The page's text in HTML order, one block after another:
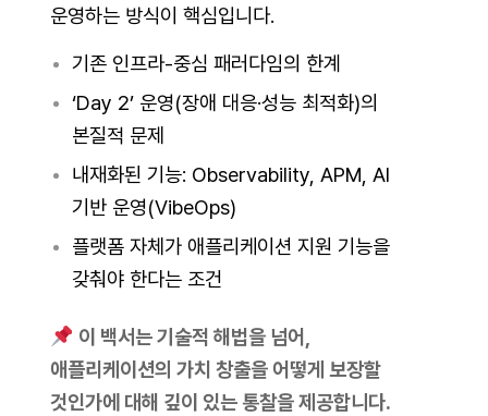
운영하는 방식이 핵심입니다.
기존 인프라-중심 패러다임의 한계
‘Day 2’ 운영(장애 대응·성능 최적화)의
본질적 문제
내재화된 기능: Observability, APM, AI
기반 운영(VibeOps)
플랫폼 자체가 애플리케이션 지원 기능을
갖춰야 한다는 조건
이 백서는 기술적 해법을 넘어,
애플리케이션의 가치 창출을 어떻게 보장할
것인가에 대해 깊이 있는 통찰을 제공합니다.